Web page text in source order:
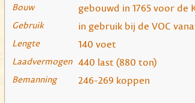
Bouw gebouwd in 1765 voor de
Gebruik in gebruik bij de VOC
Lengte 140 voet
Laadvermogen 440 last (880 ton)
Bemanning 246-269 koppen